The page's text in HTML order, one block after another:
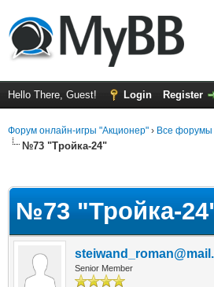
Hello There, Guest! Login Register
Форум онлайн-игры "Акционер" › Все форумы
№73 "Тройка-24"
№73 "Тройка-
Senior Member